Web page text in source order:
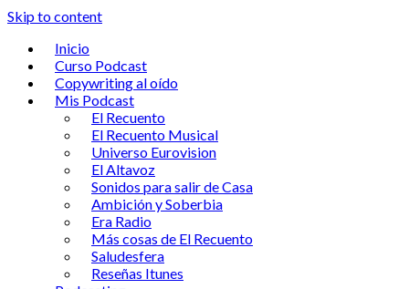
Skip to content
Inicio
Curso Podcast
Copywriting al oído
Mis Podcast
El Recuento
El Recuento Musical
Universo Eurovision
El Altavoz
Sonidos para salir de Casa
Ambición y Soberbia
Era Radio
Más cosas de El Recuento
Saludesfera
Reseñas Itunes